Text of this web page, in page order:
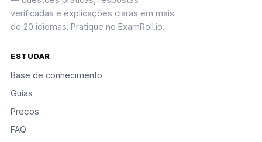
verificadas e explicações claras em mais
de 20 idiomas. Pratique no ExamRoll.io.
ESTUDAR
Base de conhecimento
Guias
Preços
FAQ